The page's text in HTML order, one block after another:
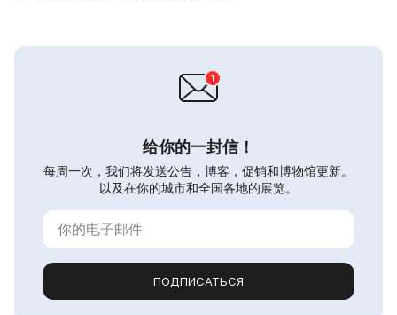
给你的一封信！
每周一次，我们将发送公告，博客，促销和博物馆更新。
以及在你的城市和全国各地的展览。
ПОДПИСАТЬСЯ